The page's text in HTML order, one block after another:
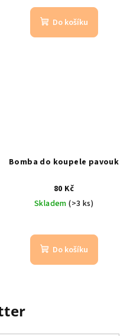
Do košíku
Bomba do koupele pavouk
80 Kč
Skladem(>3 ks)
Do košíku